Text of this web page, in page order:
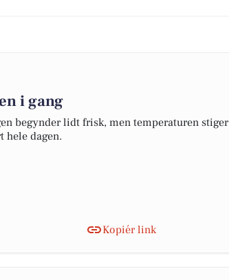
i gang
begynder lidt frisk, men temperaturen stiger
dagen.
Kopiér link